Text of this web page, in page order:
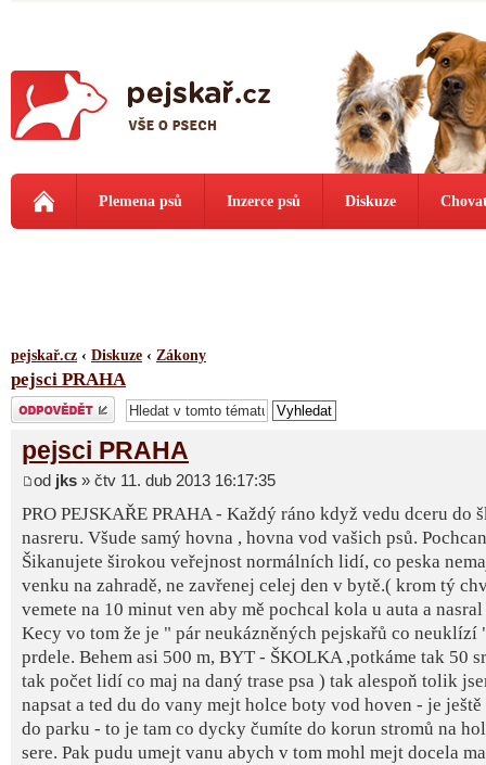
Plemena psů Inzerce psů Diskuze
pejskař.cz ‹ Diskuze ‹ Zákony
pejsci PRAHA
Odeslat odpověď
pejsci PRAHA
od jks » čtv 11. dub 2013 16:17:35
PRO PEJSKAŘE PRAHA - Každý ráno když vedu dceru do
nasreru. Všude samý hovna , hovna vod vašich psů.
Šikanujete širokou veřejnost normálních lidí, co peska
venku na zahradě, ne zavřenej celej den v bytě.( krom tý
vemete na 10 minut ven aby mě pochcal kola u auta a
Kecy vo tom že je " pár neukázněných pejskařů co neuklízí
prdele. Behem asi 500 m, BYT - ŠKOLKA ,potkáme tak 50
tak počet lidí co maj na daný trase psa ) tak alespoň tolik
napsat a ted du do vany mejt holce boty vod hoven - je
do parku - to je tam co dycky čumíte do korun stromů na
sere. Pak pudu umejt vanu abych v tom mohl mejt docela